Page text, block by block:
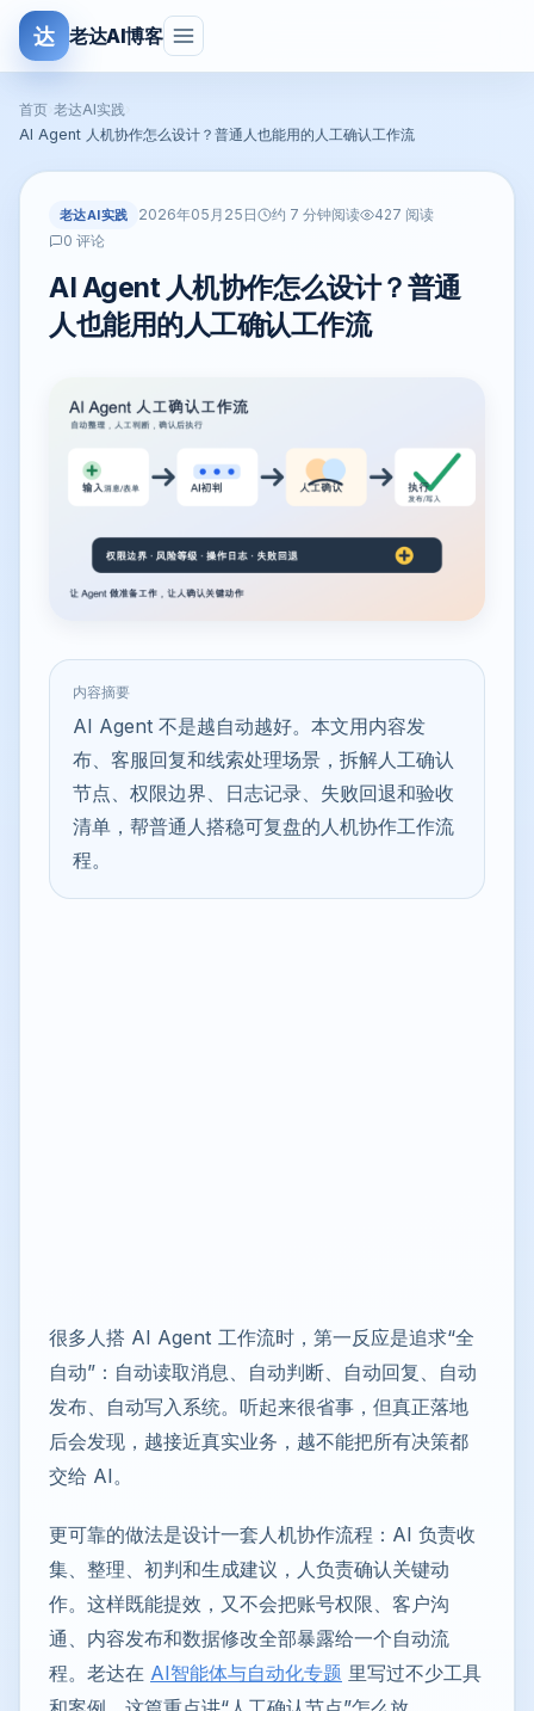
达 老达AI博客
首页 老达AI实践
AI Agent 人机协作怎么设计？普通人也能用的人工确认工作流
老达AI实践 2026年05月25日 约 7 分钟阅读
427 阅读
0 评论
AI Agent 人机协作怎么设计？普通
人也能用的人工确认工作流
内容摘要
AI Agent 不是越自动越好。本文用内容发
布、客服回复和线索处理场景，拆解人工确认
节点、权限边界、日志记录、失败回退和验收
清单，帮普通人搭稳可复盘的人机协作工作流
程。
很多人搭 AI Agent 工作流时，第一反应是追求“全
自动”：自动读取消息、自动判断、自动回复、自动
发布、自动写入系统。听起来很省事，但真正落地
后会发现，越接近真实业务，越不能把所有决策都
交给 AI。
更可靠的做法是设计一套人机协作流程：AI 负责收
集、整理、初判和生成建议，人负责确认关键动
作。这样既能提效，又不会把账号权限、客户沟
通、内容发布和数据修改全部暴露给一个自动流
程。老达在 AI智能体与自动化专题 里写过不少工具